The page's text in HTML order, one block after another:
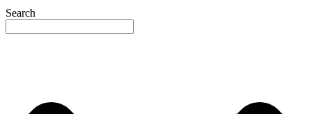
Search